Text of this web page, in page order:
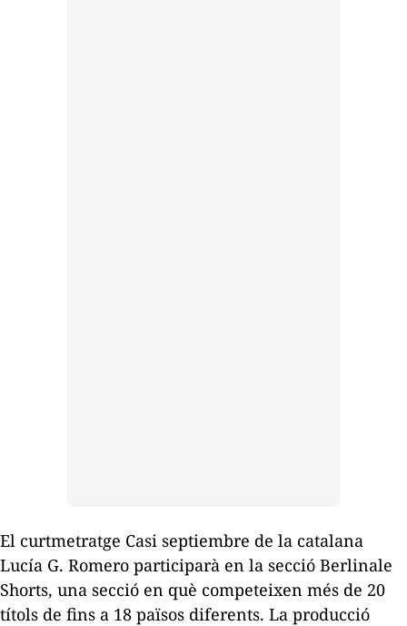
El curtmetratge Casi septiembre de la catalana
Lucía G. Romero participarà en la secció Berlinale
Shorts, una secció en què competeixen més de 20
títols de fins a 18 països diferents. La producció